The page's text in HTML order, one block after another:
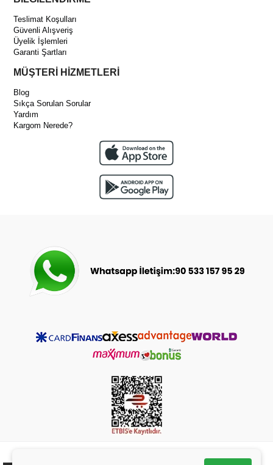
Teslimat Koşulları
Güvenli Alışveriş
Üyelik İşlemleri
Garanti Şartları
MÜŞTERİ HİZMETLERİ
Blog
Sıkça Sorulan Sorular
Yardım
Kargom Nerede?
- Tüm Hakları Saklıdır.